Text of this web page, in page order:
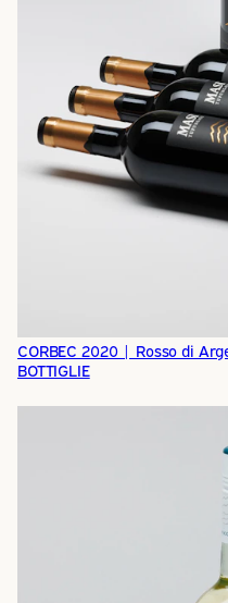
CORBEC 2020 | Rosso di
BOTTIGLIE